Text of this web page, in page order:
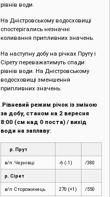
рівнів води.
На Дністровському водосховищі
спостерігались незначні
коливання припливних значень.
На наступну добу на річках Пруту і
Сірету переважатимуть спади
рівнів води. На Дністровському
водосховищі зменшення
припливних значень.
Рівневий режим річок із зміною
за добу, станом на 2 вересня
8:00 (см над 0 поста) / вихід
води на заплаву:
р. Прут
в/п Чернівці -6 (-1) /380
р. Сірет
в/п Сторожинець 270 (+1) /550